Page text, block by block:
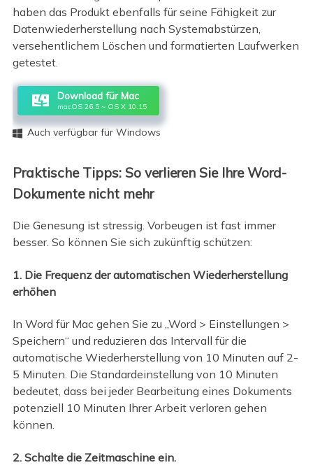
haben das Produkt ebenfalls für seine Fähigkeit zur
Datenwiederherstellung nach Systemabstürzen,
versehentlichem Löschen und formatierten Laufwerken
getestet.
Download für Mac
macOS 26.5 ~ OS X 10.15
 Auch verfügbar für Windows
Praktische Tipps: So verlieren Sie Ihre Word-
Dokumente nicht mehr
Die Genesung ist stressig. Vorbeugen ist fast immer
besser. So können Sie sich zukünftig schützen:
1. Die Frequenz der automatischen Wiederherstellung
erhöhen
In Word für Mac gehen Sie zu „Word > Einstellungen >
Speichern“ und reduzieren das Intervall für die
automatische Wiederherstellung von 10 Minuten auf 2-
5 Minuten. Die Standardeinstellung von 10 Minuten
bedeutet, dass bei jeder Bearbeitung eines Dokuments
potenziell 10 Minuten Ihrer Arbeit verloren gehen
können.
2. Schalte die Zeitmaschine ein.